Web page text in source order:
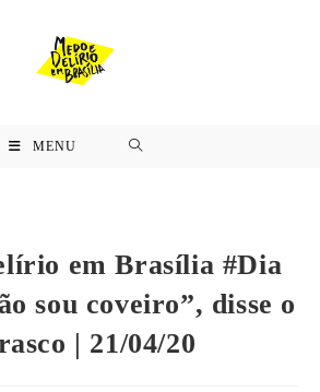
MENU
em Brasília #Dia
sou coveiro”, disse o
| 21/04/20